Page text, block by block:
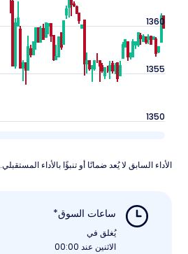
1350
1355
1360
الأداء السابق لا يُعد ضمانًا أو تنبؤًا بالأداء المستقبلي.
ساعات السوق*
يُغلق في
الاثنين عند 00:00